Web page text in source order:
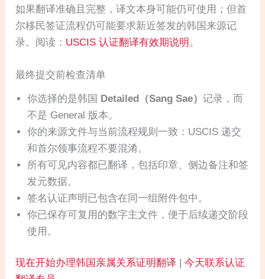
如果翻译准确且完整，译文本身可能仍可使用；但首
尔移民签证流程仍可能要求新近签发的韩国来源记
录。阅读： USCIS 认证翻译有效期说明 。
最终提交前检查清单
你选择的是韩国 Detailed（Sang Sae）记录，而
不是 General 版本。
你的来源文件与当前流程规则一致：USCIS 递交
和首尔领事流程不要混淆。
所有可见内容都已翻译，包括印章、侧边备注和签
发元数据。
签名认证声明已包含在同一组附件包中。
你已保存可复用的数字主文件，便于后续递交阶段
使用。
现在开始办理韩国亲属关系证明翻译 |今天联系认证